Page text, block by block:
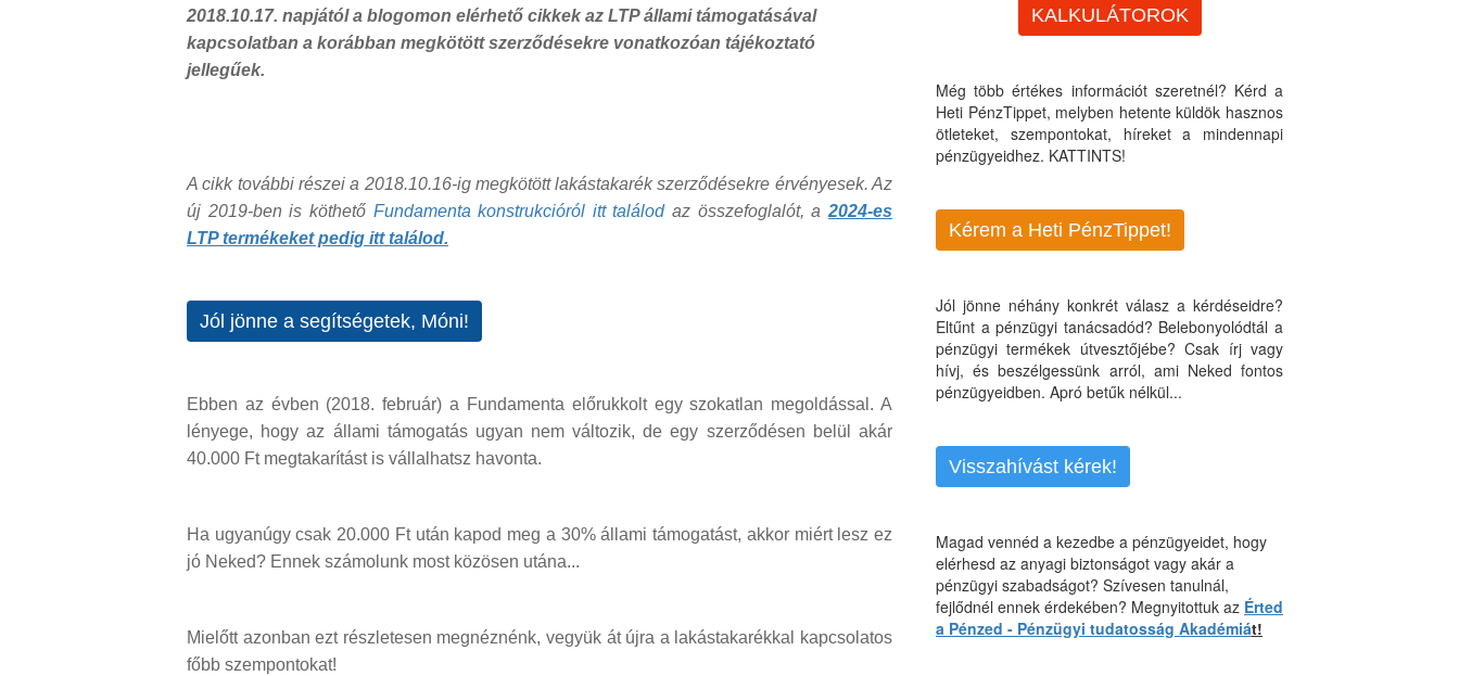
2018.10.17. napjától a blogomon elérhető cikkek az LTP állami támogatásával
kapcsolatban a korábban megkötött szerződésekre vonatkozóan tájékoztató
jellegűek.
A cikk további részei a 2018.10.16-ig megkötött lakástakarék szerződésekre érvényesek. Az
új 2019-ben is köthető Fundamenta konstrukcióról itt találodaz összefoglalót, a2024-es
LTP termékeket pedig itt találod.
Jól jönne a segítségetek, Móni!
Ebben az évben (2018. február) a Fundamenta előrukkolt egy szokatlan megoldással. A
lényege, hogy az állami támogatás ugyan nem változik, de egy szerződésen belül akár
40.000 Ft megtakarítást is vállalhatsz havonta.
Ha ugyanúgy csak 20.000 Ft után kapod meg a 30% állami támogatást, akkor miért lesz ez
jó Neked? Ennek számolunk most közösen utána...
Mielőtt azonban ezt részletesen megnéznénk, vegyük át újra a lakástakarékkal kapcsolatos
főbb szempontokat!
KALKULÁTOROK
Még több értékes információt szeretnél? Kérd a
Heti PénzTippet, melyben hetente küldök hasznos
ötleteket, szempontokat, híreket a mindennapi
pénzügyeidhez. KATTINTS!
Kérem a Heti PénzTippet!
Jól jönne néhány konkrét válasz a kérdéseidre?
Eltűnt a pénzügyi tanácsadód? Belebonyolódtál a
pénzügyi termékek útvesztőjébe? Csak írj vagy
hívj, és beszélgessünk arról, ami Neked fontos
pénzügyeidben. Apró betűk nélkül...
Visszahívást kérek!
Magad vennéd a kezedbe a pénzügyeidet, hogy
elérhesd az anyagi biztonságot vagy akár a
pénzügyi szabadságot? Szívesen tanulnál,
fejlődnél ennek érdekében? Megnyitottuk az Érted
a Pénzed - Pénzügyi tudatosság Akadémiát!